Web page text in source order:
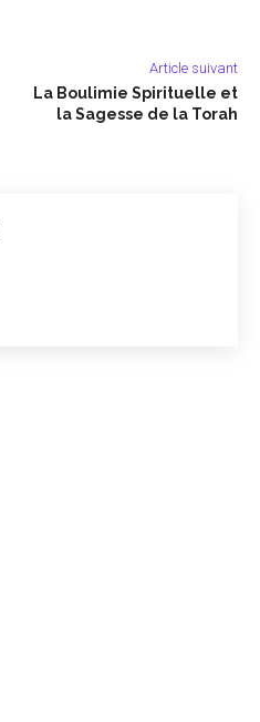
Article suivant
La Boulimie Spirituelle et
la Sagesse de la Torah